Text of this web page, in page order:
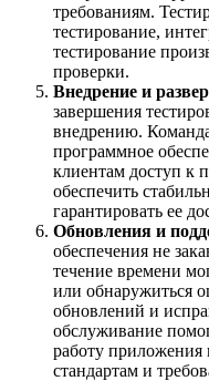
требованиям.
тестирование,
тестирование
проверки.
Внедрение и
завершения
внедрению.
программное
клиентам доступ к
обеспечить
гарантировать ее
Обновления и
обеспечения не
течение времени
или обнаружиться
обновлений и
обслуживание
работу приложения
стандартам и